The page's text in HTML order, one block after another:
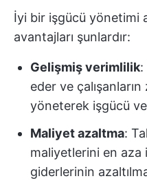
İyi bir işgücü yönetimi
avantajları şunlardır:
Gelişmiş verimlilik:
eder ve
yöneterek işgücü
Maliyet azaltma:
maliyetlerini en aza
giderlerinin